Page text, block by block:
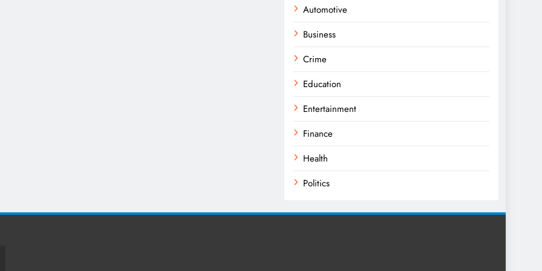
Automotive
Business
Crime
Education
Entertainment
Finance
Health
Politics